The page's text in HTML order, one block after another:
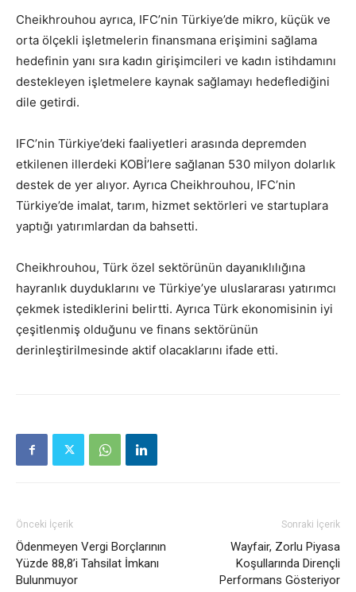
Cheikhrouhou ayrıca, IFC’nin Türkiye’de mikro, küçük ve
orta ölçekli işletmelerin finansmana erişimini sağlama
hedefinin yanı sıra kadın girişimcileri ve kadın istihdamını
destekleyen işletmelere kaynak sağlamayı hedeflediğini
dile getirdi.
IFC’nin Türkiye’deki faaliyetleri arasında depremden
etkilenen illerdeki KOBİ’lere sağlanan 530 milyon dolarlık
destek de yer alıyor. Ayrıca Cheikhrouhou, IFC’nin
Türkiye’de imalat, tarım, hizmet sektörleri ve startuplara
yaptığı yatırımlardan da bahsetti.
Cheikhrouhou, Türk özel sektörünün dayanıklılığına
hayranlık duyduklarını ve Türkiye’ye uluslararası yatırımcı
çekmek istediklerini belirtti. Ayrıca Türk ekonomisinin iyi
çeşitlenmiş olduğunu ve finans sektörünün
derinleştirilmesinde aktif olacaklarını ifade etti.
Önceki İçerik
Ödenmeyen Vergi Borçlarının
Yüzde 88,8’i Tahsilat İmkanı
Bulunmuyor
Sonraki İçerik
Wayfair, Zorlu Piyasa
Koşullarında Dirençli
Performans Gösteriyor